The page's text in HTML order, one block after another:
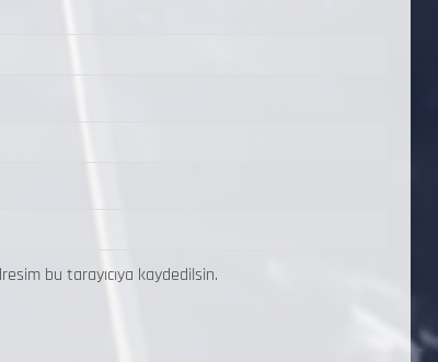
bu tarayıcıya kaydedilsin.